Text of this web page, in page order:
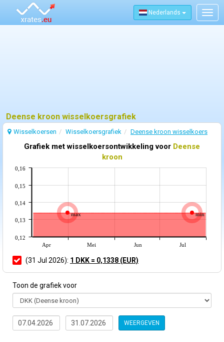
Nederlands
Deense kroon wisselkoersgrafiek
Wisselkoersen Wisselkoersgrafiek Deense kroon wisselkoers
Grafiek met wisselkoersontwikkeling voor Deense
kroon
max min
Apr Mei Jun Jul
0,12
0,13
0,14
0,15
0,16
(31 Jul 2026): 1 DKK = 0,1338 (EUR)
Toon de grafiek voor
WEERGEVEN